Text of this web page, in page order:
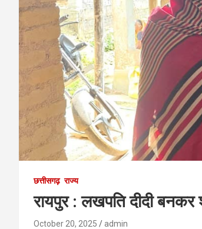
छत्तीसगढ़ राज्य
रायपुर : लखपति दीदी बनकर
October 20, 2025 admin